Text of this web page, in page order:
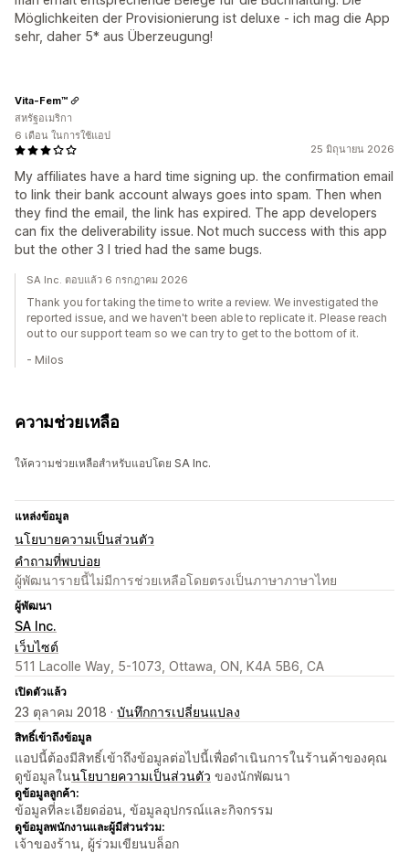
Möglichkeiten der Provisionierung ist deluxe - ich mag die App
sehr, daher 5* aus Überzeugung!
25 มิถุนายน 2026
My affiliates have a hard time signing up. the confirmation email
to link their bank account always goes into spam. Then when
they find the email, the link has expired. The app developers
can fix the deliverability issue. Not much success with this app
but the other 3 I tried had the same bugs.
Vita-Fem™
สหรัฐอเมริกา
6 เดือน ในการใช้แอป
SA Inc. ตอบแล้ว 6 กรกฎาคม 2026
Thank you for taking the time to write a review. We investigated the
reported issue, and we haven't been able to replicate it. Please reach
out to our support team so we can try to get to the bottom of it.
- Milos
ความช่วยเหลือ
ให้ความช่วยเหลือสำหรับแอปโดย SA Inc.
แหล่งข้อมูล
นโยบายความเป็นส่วนตัว
คำถามที่พบบ่อย
ผู้พัฒนารายนี้ไม่มีการช่วยเหลือโดยตรงเป็นภาษาภาษาไทย
ผู้พัฒนา
SA Inc.
เว็บไซต์
511 Lacolle Way, 5-1073, Ottawa, ON, K4A 5B6, CA
เปิดตัวแล้ว
23 ตุลาคม 2018 · บันทึกการเปลี่ยนแปลง
สิทธิ์เข้าถึงข้อมูล
แอปนี้ต้องมีสิทธิ์เข้าถึงข้อมูลต่อไปนี้เพื่อดำเนินการในร้านค้าของคุณ
ดูข้อมูลในนโยบายความเป็นส่วนตัว ของนักพัฒนา
ดูข้อมูลลูกค้า:
ข้อมูลที่ละเอียดอ่อน, ข้อมูลอุปกรณ์และกิจกรรม
ดูข้อมูลพนักงานและผู้มีส่วนร่วม:
เจ้าของร้าน, ผู้ร่วมเขียนบล็อก